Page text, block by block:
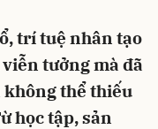
trí tuệ nhân tạo
tưởng mà đã
thể thiếu
học tập, sản